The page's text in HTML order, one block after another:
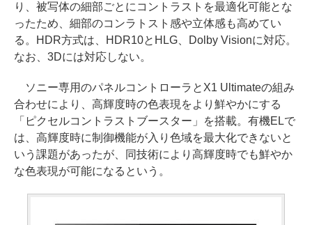
り、被写体の細部ごとにコントラストを最適化可能とな
ったため、細部のコンラトスト感や立体感も高めてい
る。HDR方式は、HDR10とHLG、Dolby Visionに対応。
なお、3Dには対応しない。
ソニー専用のパネルコントローラとX1 Ultimateの組み
合わせにより、高輝度時の色表現をより鮮やかにする
「ピクセルコントラストブースター」を搭載。有機ELで
は、高輝度時に制御機能が入り色域を最大化できないと
いう課題があったが、同技術により高輝度時でも鮮やか
な色表現が可能になるという。